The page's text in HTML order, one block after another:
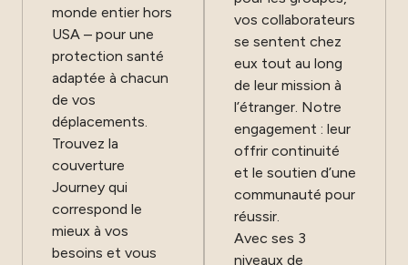
monde entier hors
USA – pour une
protection santé
adaptée à chacun
de vos
déplacements.
Trouvez la
couverture
Journey qui
correspond le
mieux à vos
besoins et vous
vos collaborateurs
se sentent chez
eux tout au long
de leur mission à
l’étranger. Notre
engagement : leur
offrir continuité
et le soutien d’une
communauté pour
réussir.
Avec ses 3
niveaux de